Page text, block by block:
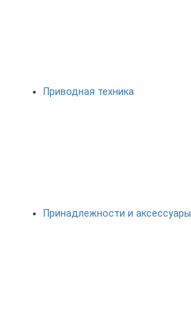
Приводная техника
Принадлежности и аксессуары